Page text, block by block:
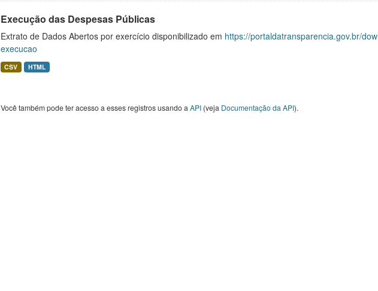
Execução das Despesas Públicas
Extrato de Dados Abertos por exercício disponibilizado em https://portaldatransparencia.gov.br/
execucao
CSV HTML
Você também pode ter acesso a esses registros usando a API(veja Documentação da API).